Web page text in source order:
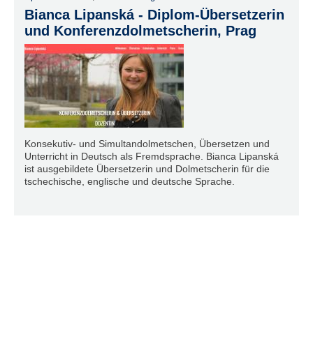
Bianca Lipanská - Diplom-Übersetzerin
und Konferenzdolmetscherin, Prag
Konsekutiv- und Simultandolmetschen, Übersetzen und
Unterricht in Deutsch als Fremdsprache. Bianca Lipanská
ist ausgebildete Übersetzerin und Dolmetscherin für die
tschechische, englische und deutsche Sprache.